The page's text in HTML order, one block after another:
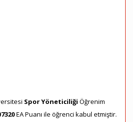
Spor Yöneticiliği Öğrenim
EA Puanı ile öğrenci kabul etmiştir.